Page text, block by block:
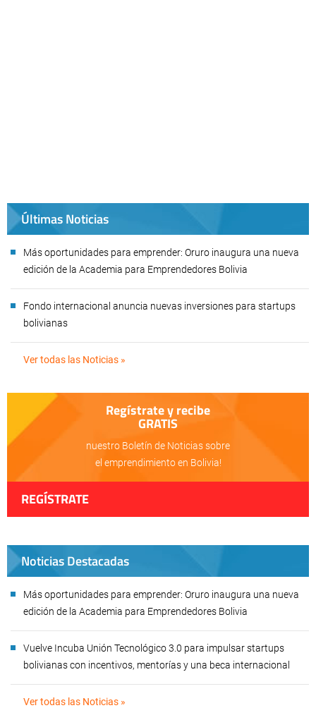
Últimas Noticias
Más oportunidades para emprender: Oruro inaugura una nueva
edición de la Academia para Emprendedores Bolivia
Fondo internacional anuncia nuevas inversiones para startups
bolivianas
Ver todas las Noticias »
Regístrate y recibe
GRATIS
nuestro Boletín de Noticias sobre
el emprendimiento en Bolivia!
REGÍSTRATE
Noticias Destacadas
Más oportunidades para emprender: Oruro inaugura una nueva
edición de la Academia para Emprendedores Bolivia
Vuelve Incuba Unión Tecnológico 3.0 para impulsar startups
bolivianas con incentivos, mentorías y una beca internacional
Ver todas las Noticias »